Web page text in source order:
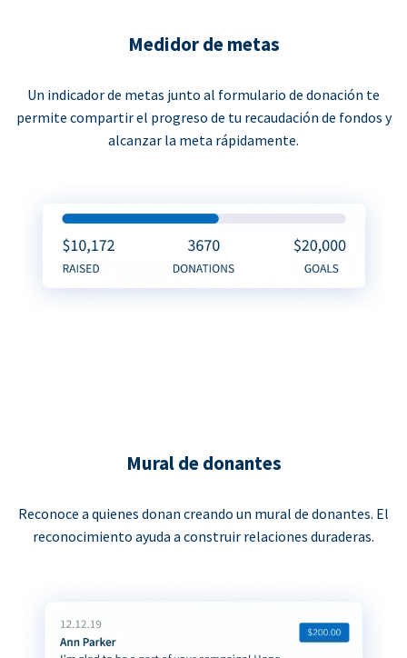
Medidor de metas
Un indicador de metas junto al formulario de donación te
permite compartir el progreso de tu recaudación de fondos y
alcanzar la meta rápidamente.
Mural de donantes
Reconoce a quienes donan creando un mural de donantes. El
reconocimiento ayuda a construir relaciones duraderas.